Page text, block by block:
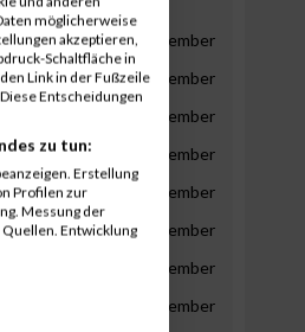
November
Dezember
November
Dezember
Dezember
November
Dezember
November
Dezember
November
Dezember
Dezember
Dezember
möglicherweise
akzeptieren,
Schaltfläche in
Link in der Fußzeile
Entscheidungen
zu tun:
Erstellung
Profilen zur
Messung der
Entwicklung